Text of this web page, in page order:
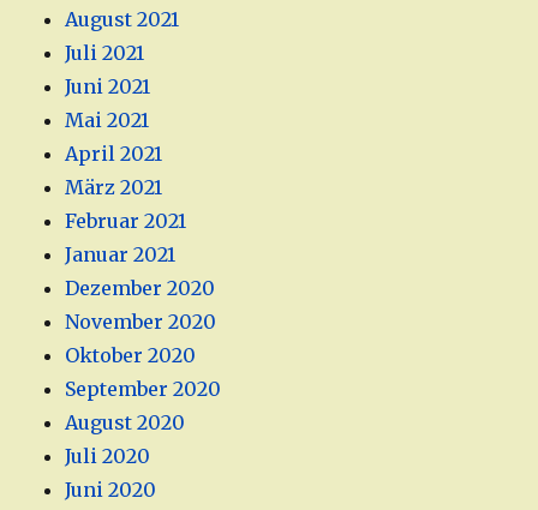
August 2021
Juli 2021
Juni 2021
Mai 2021
April 2021
März 2021
Februar 2021
Januar 2021
Dezember 2020
November 2020
Oktober 2020
September 2020
August 2020
Juli 2020
Juni 2020